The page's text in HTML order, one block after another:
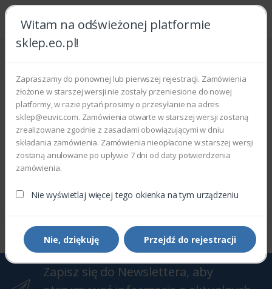
Witam na odświeżonej platformie
sklep.eo.pl!
Zapraszamy do ponownej lub pierwszej rejestracji. Zamówienia
złożone w starszej wersji nie zostały przeniesione do nowej
platformy, w razie pytań prosimy o przesyłanie na adres
sklep@euvic.com. Zamówienia otwarte w starszej wersji zostaną
zrealizowane zgodnie z zasadami obowiązującymi w dniu
składania zamówienia. Zamówienia nieopłacone w starszej wersji
zostaną anulowane po upływie 7 dni od daty potwierdzenia
zamówienia.
Nie wyświetlaj więcej tego okienka na tym urządzeniu
Nie, dziękuję Przejdź do rejestracji
Strona główna Części zamienne
Klawiatury
Wyświetlono 0–0 z 0 wyników
Filtry Sortowanie domyślne
Wyświetlono 0–0 z 0 wyników
Zapisz się do Newslettera, aby